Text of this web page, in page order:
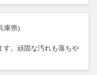
庫県)
す。頑固な汚れも落ちや